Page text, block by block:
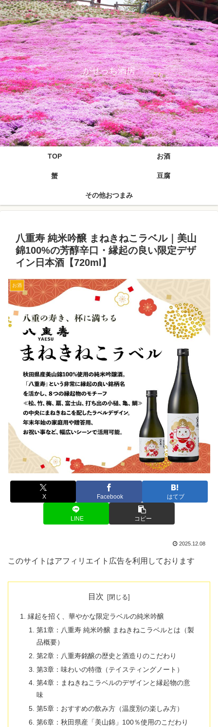
がせっち酒房
TOP お酒
蟹 豆腐
その他おつまみ
八重寿 純米吟醸 まねきねこラベル｜美山
錦100%の芳醇辛口・縁起の良い限定デザ
イン日本酒【720ml】
お酒
X Facebook はてブ
LINE コピー
2025.12.08
このサイトはアフィリエイト広告を利用しております
目次
縁起を招く、華やかな限定ラベルの純米吟醸
第1章：八重寿 純米吟醸 まねきねこラベルとは（製
品概要）
第2章：八重寿銘醸の歴史と酒造りのこだわり
第3章：味わいの特徴（テイスティングノート）
第4章：まねきねこラベルのデザインと縁起物の意
味
第5章：おすすめの飲み方（温度別の楽しみ方）
第6章：秋田県産「美山錦」100％使用のこだわり